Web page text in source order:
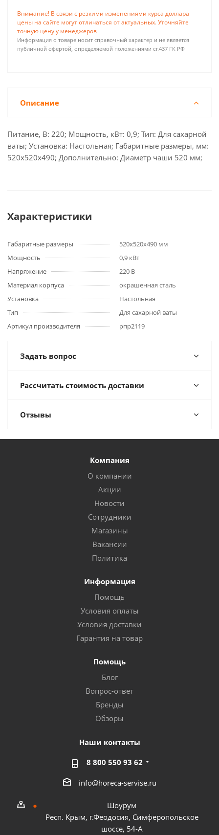
Внимание! В связи с резкими изменениями курса доллара
цены на сайте могут отличаться от актуальных. Уточняйте
точную цену у менеджеров
Информация о товаре носит справочный характер и не является
публичной офертой, определяемой положениями ст.437 ГК РФ
Описание
Питание, В: 220; Мощность, кВт: 0,9; Тип: Для сахарной
ваты; Установка: Настольная; Габаритные размеры, мм:
520x520x490; Дополнительно: Диаметр чаши 520 мм;
Характеристики
Габаритные размеры
520x520x490 мм
Мощность
0,9 кВт
Напряжение
220 В
Материал корпуса
окрашенная сталь
Установка
Настольная
Тип
Для сахарной ваты
Артикул производителя
рпр2119
Задать вопрос
Рассчитать стоимость доставки
Отзывы
Компания
О компании
Акции
Новости
Сотрудники
Магазины
Вакансии
Политика
Информация
Помощь
Условия оплаты
Условия доставки
Гарантия на товар
Помощь
Блог
Вопрос-ответ
Бренды
Обзоры
Наши контакты
8 800 550 93 62
info@horeca-servise.ru
Шоурум
Респ. Крым, г.Феодосия, Симферопольское
шоссе, 54-А